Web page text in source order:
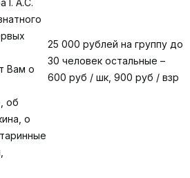
I. А.С.
Вам о
об
о
25 000 рублей на группу до
30 человек остальные –
600 руб / шк, 900 руб / взр